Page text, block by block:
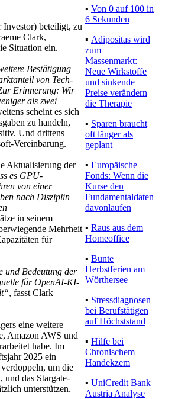
beteiligt, zu
Clark,
Situation ein.
Bestätigung
von Tech-
Erinnerung: Wir
als zwei
scheint es sich
zu handeln,
Und drittens
Vereinbarung.
Aktualisierung der
es GPU-
von einer
nach Disziplin
in seinem
Mehrheit
für
und Bedeutung der
für OpenAI-KI-
, fasst Clark
eine weitere
Amazon AWS und
habe. Im
2025 ein
um die
und das Stargate-
unterstützen.
▪ Von 0 auf 100 in
6 Sekunden
▪ Adipositas wird
zum
Massenmarkt:
Neue Wirkstoffe
und sinkende
Preise verändern
die Therapie
▪ Sparen braucht
oft länger als
geplant
▪ Europäische
Fonds: Wenn die
Kurse den
Fundamentaldaten
davonlaufen
▪ Raus aus dem
Homeoffice
▪ Bunte
Herbstferien am
Wörthersee
▪ Stressdiagnosen
bei Berufstätigen
auf Höchststand
▪ Hilfe bei
Chronischem
Handekzem
▪ UniCredit Bank
Austria Analyse